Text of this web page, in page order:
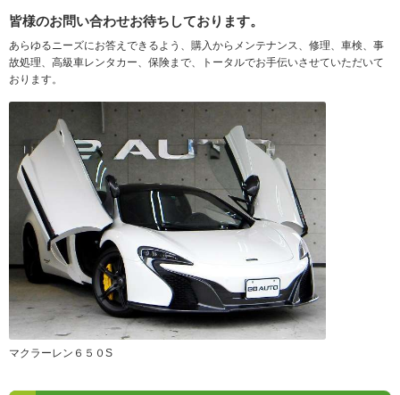
皆様のお問い合わせお待ちしております。
あらゆるニーズにお答えできるよう、購入からメンテナンス、修理、車検、事
故処理、高級車レンタカー、保険まで、トータルでお手伝いさせていただいて
おります。
マクラーレン６５０S